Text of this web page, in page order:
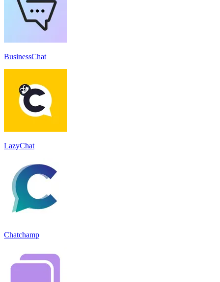
BusinessChat
LazyChat
Chatchamp